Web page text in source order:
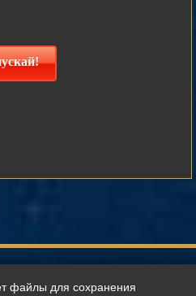
файлы для сохранения